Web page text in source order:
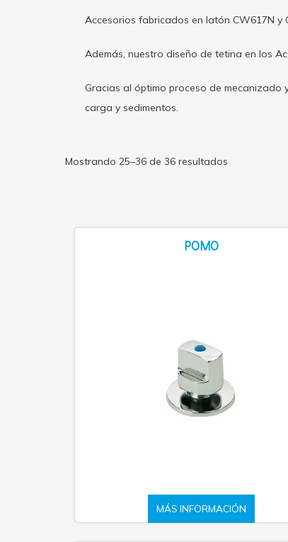
Accesorios fabricados en latón CW617N y
Además, nuestro diseño de tetina en los
Gracias al óptimo proceso de
carga y sedimentos.
Mostrando 25–36 de 36 resultados
POMO
MÁS INFORMACIÓN